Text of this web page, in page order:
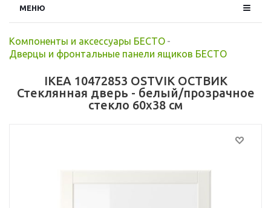
МЕНЮ
Компоненты и аксессуары БЕСТО -
Дверцы и фронтальные панели ящиков БЕСТО
IKEA 10472853 OSTVIK ОСТВИК
Стеклянная дверь - белый/прозрачное
стекло 60x38 см